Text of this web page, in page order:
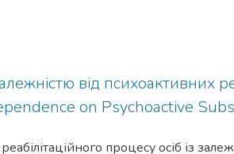
залежністю від
on Psychoactive
процесу осіб із